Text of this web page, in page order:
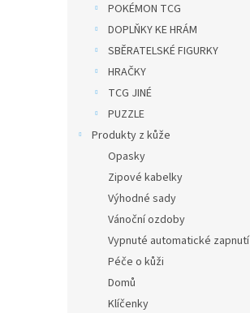
POKÉMON TCG
DOPLŇKY KE HRÁM
SBĚRATELSKÉ FIGURKY
HRAČKY
TCG JINÉ
PUZZLE
Produkty z kůže
Opasky
Zipové kabelky
Výhodné sady
Vánoční ozdoby
Vypnuté automatické zapnutí
Péče o kůži
Domů
Klíčenky